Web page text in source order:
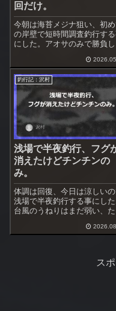
回だけ。
今朝は海苔メジナ狙い、初
の岸壁で短時間調査釣行す
にした。アオサのみで勝負し
量持参＋オキアミコマセ少
れる。
釣行記：沢村
浅場で半夜釣行、フグ
消えたけどチンチンの
み。
体調は回復、今日は涼しい
浅場で半夜釣行する事にした
台風のうねりはまだ弱い、た
場所へ行ってみて状況判断
ス